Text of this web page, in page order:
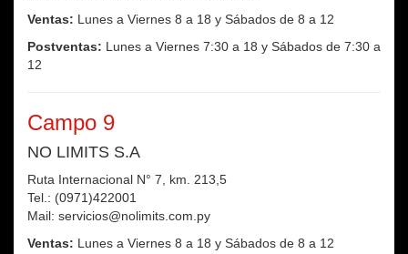
Ventas: Lunes a Viernes 8 a 18 y Sábados de 8 a 12
Postventas: Lunes a Viernes 7:30 a 18 y Sábados de 7:30 a
12
Campo 9
NO LIMITS S.A
Ruta Internacional N° 7, km. 213,5
Tel.: (0971)422001
Mail: servicios@nolimits.com.py
Ventas: Lunes a Viernes 8 a 18 y Sábados de 8 a 12